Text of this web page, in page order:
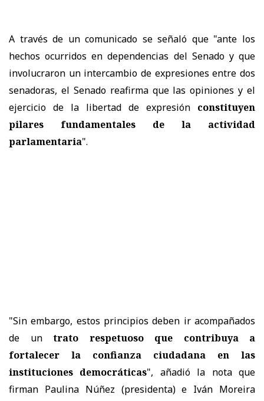
A través de un comunicado se señaló que "ante los
hechos ocurridos en dependencias del Senado y que
involucraron un intercambio de expresiones entre dos
senadoras, el Senado reafirma que las opiniones y el
ejercicio de la libertad de expresión constituyen
pilares fundamentales de la actividad
parlamentaria".
"Sin embargo, estos principios deben ir acompañados
de un trato respetuoso que contribuya a
fortalecer la confianza ciudadana en las
instituciones democráticas", añadió la nota que
firman Paulina Núñez (presidenta) e Iván Moreira